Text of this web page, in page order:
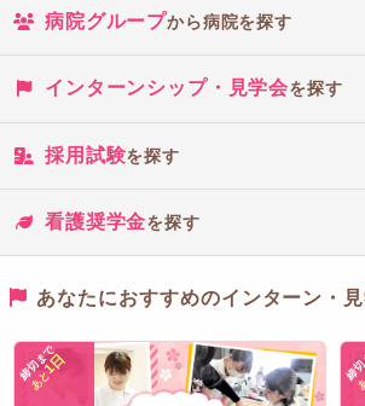
病院グループから病院を探す
インターンシップ・見学会を探す
採用試験を探す
看護奨学金を探す
あなたにおすすめのインターン・
締切まで
あと
1日 締